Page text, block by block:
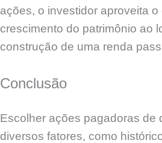
ações, o investidor aproveita
crescimento do patrimônio ao
construção de uma renda
Conclusão
Escolher ações pagadoras de
diversos fatores, como